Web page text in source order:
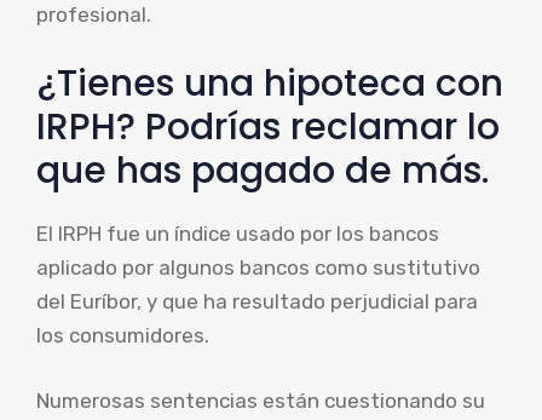
profesional.
¿Tienes una hipoteca con
IRPH? Podrías reclamar lo
que has pagado de más.
El IRPH fue un índice usado por los bancos
aplicado por algunos bancos como sustitutivo
del Euríbor, y que ha resultado perjudicial para
los consumidores.
Numerosas sentencias están cuestionando su